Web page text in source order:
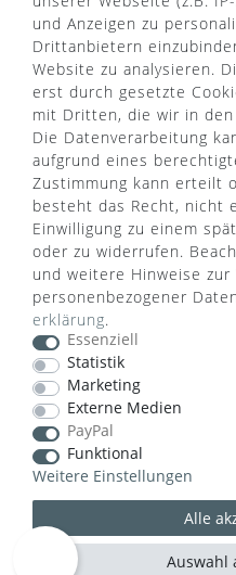
WUSSTEN SIE SCHON?
Das Käufersiegel des
100%.-ige
Datenschutz und Geld-
oder Falschlieferung.
und Anzeigen zu
Drittanbietern
Website zu analysieren.
erst durch gesetzte
mit Dritten, die wir in
Die Datenverarbeitung
aufgrund eines
Zustimmung kann erteilt
besteht das Recht, nicht
Einwilligung zu einem
oder zu widerrufen.
und weitere Hinweise zur
personenbezogener
erklärung.
Essenziell
Statistik
Marketing
Externe Medien
PayPal
Funktional
Weitere Einstellungen
Alle
Auswahl